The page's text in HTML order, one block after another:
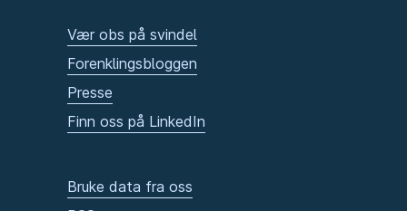
Vær obs på svindel
Forenklingsbloggen
Presse
Finn oss på LinkedIn
Bruke data fra oss